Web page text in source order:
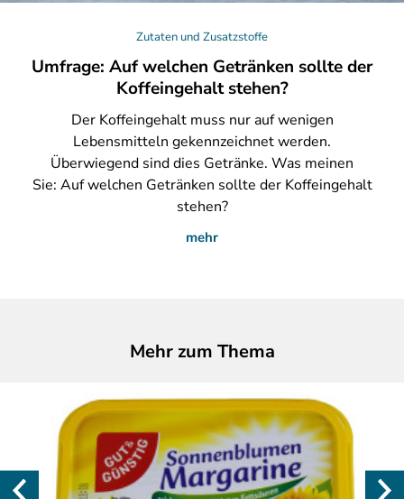
Zutaten und Zusatzstoffe
Umfrage: Auf welchen Getränken sollte der
Koffeingehalt stehen?
DerKoffeingehalt muss nur auf wenigen
Lebensmitteln gekennzeichnet werden.
Überwiegend sind dies Getränke. Was meinen
Sie: Auf welchen Getränken sollte der Koffeingehalt
stehen?
mehr
Mehr zum Thema